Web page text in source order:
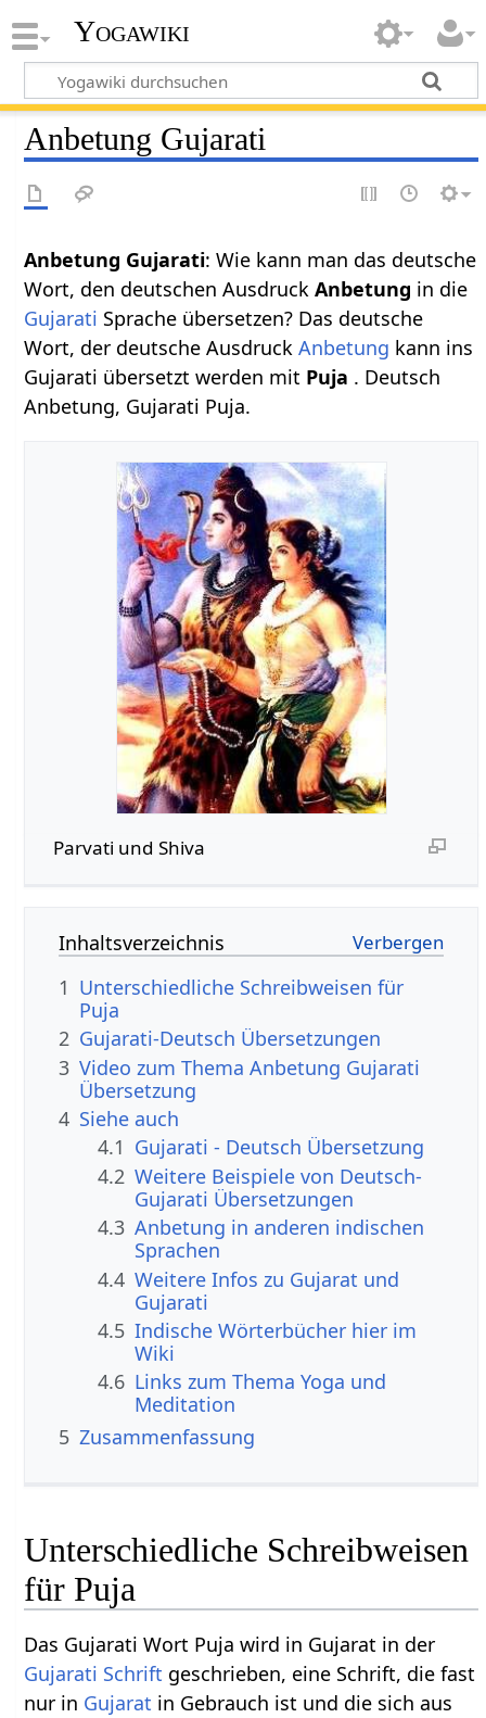
Yogawiki
Anbetung Gujarati
Anbetung Gujarati: Wie kann man das deutsche
Wort, den deutschen AusdruckAnbetung in die
Gujarati Sprache übersetzen? Das deutsche
Wort, der deutsche AusdruckAnbetung kann ins
Gujarati übersetzt werden mit Puja . Deutsch
Anbetung, Gujarati Puja.
Parvati und Shiva
Inhaltsverzeichnis
1 Unterschiedliche Schreibweisen für
Puja
2 Gujarati-Deutsch Übersetzungen
3 Video zum Thema Anbetung Gujarati
Übersetzung
4 Siehe auch
4.1 Gujarati - Deutsch Übersetzung
4.2 Weitere Beispiele von Deutsch-
Gujarati Übersetzungen
4.3 Anbetung in anderen indischen
Sprachen
4.4 Weitere Infos zu Gujarat und
Gujarati
4.5 Indische Wörterbücher hier im
Wiki
4.6 Links zum Thema Yoga und
Meditation
5 Zusammenfassung
Unterschiedliche Schreibweisen
für Puja
Das Gujarati Wort Puja wird in Gujarat in der
Gujarati Schrift geschrieben, eine Schrift, die fast
nur in Gujarat in Gebrauch ist und die sich aus